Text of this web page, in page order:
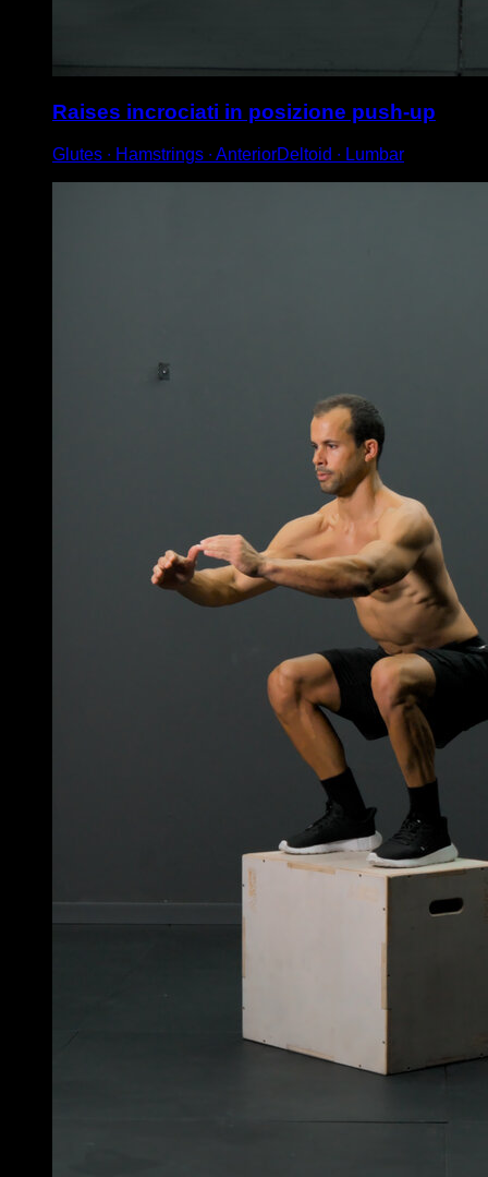
Raises incrociati in posizione push-up
Glutes ∙ Hamstrings ∙ AnteriorDeltoid ∙ Lumbar